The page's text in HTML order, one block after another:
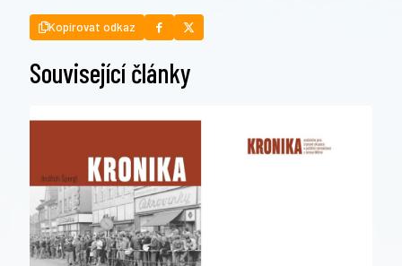
Kopírovat odkaz
Související články